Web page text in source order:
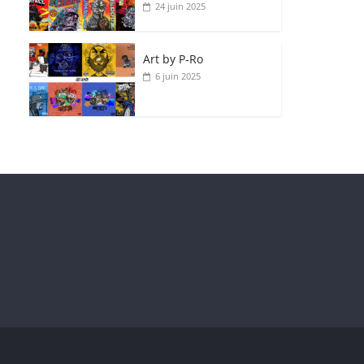
24 juin 2025
Art by P‑Ro
6 juin 2025